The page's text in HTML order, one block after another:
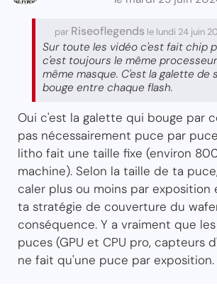
par Riseoflegends le lundi 24 juin
Sur toute les vidéo c'est fait chip
c'est toujours le même
même masque. C'est la galette de
bouge entre chaque flash.
Oui c'est la galette qui bouge par
pas nécessairement puce par
litho fait une taille fixe (environ
machine). Selon la taille de ta
caler plus ou moins par
ta stratégie de couverture du
conséquence. Y a vraiment que
puces (GPU et CPU pro, capteurs
ne fait qu'une puce par exposition.